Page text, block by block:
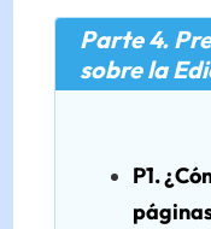
Parte 4.
sobre la
P1.